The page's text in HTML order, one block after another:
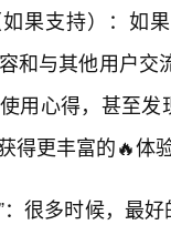
果支持）：如
和与其他用户
用心得，甚至
得更丰富的🔥体
：很多时候，最